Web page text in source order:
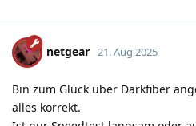
netgear 21. Aug 2025
Bin zum Glück über Darkfiber
alles korrekt.